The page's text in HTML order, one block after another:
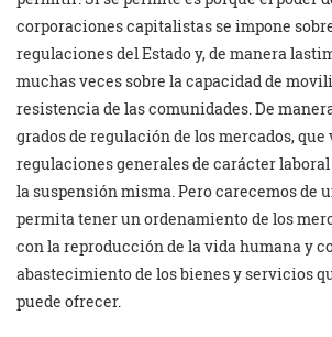
corporaciones capitalistas se impone
regulaciones del Estado y, de manera
muchas veces sobre la capacidad de
resistencia de las comunidades. De
grados de regulación de los mercados, que
regulaciones generales de carácter
la suspensión misma. Pero carecemos de
permita tener un ordenamiento de los
con la reproducción de la vida humana y
abastecimiento de los bienes y servicios
puede ofrecer.